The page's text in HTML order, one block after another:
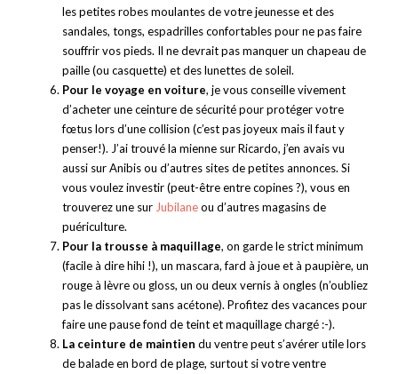
les petites robes moulantes de votre jeunesse et des
sandales, tongs, espadrilles confortables pour ne pas faire
souffrir vos pieds. Il ne devrait pas manquer un chapeau de
paille (ou casquette) et des lunettes de soleil.
Pour le voyage en voiture, je vous conseille vivement
d’acheter une ceinture de sécurité pour protéger votre
fœtus lors d’une collision (c’est pas joyeux mais il faut y
penser!). J’ai trouvé la mienne sur Ricardo, j’en avais vu
aussi sur Anibis ou d’autres sites de petites annonces. Si
vous voulez investir (peut-être entre copines ?), vous en
trouverez une sur Jubilaneou d’autres magasins de
puériculture.
Pour la trousse à maquillage, on garde le strict minimum
(facile à dire hihi !), un mascara, fard à joue et à paupière, un
rouge à lèvre ou gloss, un ou deux vernis à ongles (n’oubliez
pas le dissolvant sans acétone). Profitez des vacances pour
faire une pause fond de teint et maquillage chargé :-).
La ceinture de maintien du ventre peut s’avérer utile lors
de balade en bord de plage, surtout si votre ventre